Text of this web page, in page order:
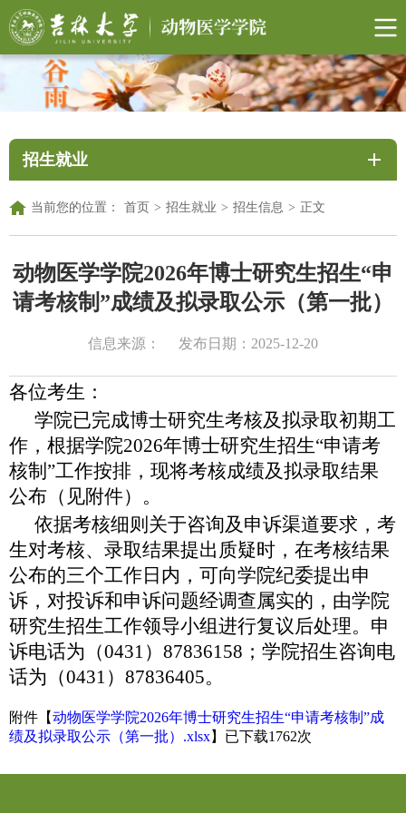
招生就业
当前您的位置： 首页 > 招生就业 > 招生信息 > 正文
动物医学学院2026年博士研究生招生“申
请考核制”成绩及拟录取公示（第一批）
信息来源： 发布日期：2025-12-20
各位考生：
学院已完成博士研究生考核及拟录取初期工
作，根据学院2026年博士研究生招生“申请考
核制”工作按排，现将考核成绩及拟录取结果
公布（见附件）。
依据考核细则关于咨询及申诉渠道要求，考
生对考核、录取结果提出质疑时，在考核结果
公布的三个工作日内，可向学院纪委提出申
诉，对投诉和申诉问题经调查属实的，由学院
研究生招生工作领导小组进行复议后处理。申
诉电话为（0431）87836158；学院招生咨询电
话为（0431）87836405。
附件【动物医学学院2026年博士研究生招生“申请考核制”成
绩及拟录取公示（第一批）.xlsx】已下载1762次